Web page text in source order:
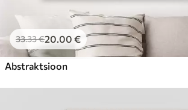
33.33€20.00 €
Abstraktsioon